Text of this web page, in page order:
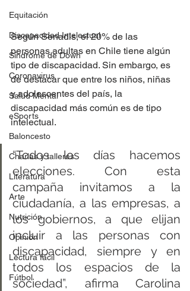
Equitación
Discapacidad Intelectual
Síndrome de Down
Coronavirus
Salud Mental
eSports
Baloncesto
Charlas y talleres
Literatura
Arte
Nutrición
Opinión
Lectura fácil
Fútbol
Según Senadis, el 20% de las
personas adultas en Chile tiene algún
tipo de discapacidad. Sin embargo, es
de destacar que entre los niños, niñas
y adolescentes del país, la
discapacidad más común es de tipo
intelectual.
“Todos los días hacemos
elecciones. Con esta
campaña invitamos a la
ciudadanía, a las empresas, a
los gobiernos, a que elijan
incluir a las personas con
discapacidad, siempre y en
todos los espacios de la
sociedad”, afirma Carolina